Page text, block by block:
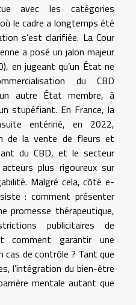
avec les catégories
le cadre a longtemps été
s’est clarifiée. La Cour
a posé un jalon majeur
en jugeant qu’un État ne
du CBD
autre État membre, à
stupéfiant. En France, la
entériné, en 2022,
de la vente de fleurs et
du CBD, et le secteur
plus rigoureux sur
Malgré cela, côté e-
: comment présenter
promesse thérapeutique,
publicitaires de
comment garantir une
de contrôle ? Tant que
l’intégration du bien-être
mentale autant que